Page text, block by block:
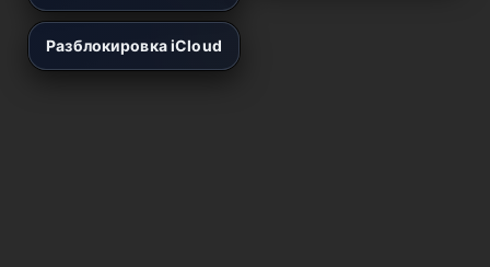
Разблокировка iCloud